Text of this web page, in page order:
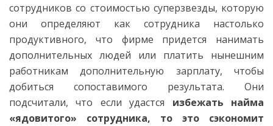
сотрудников со стоимостью суперзвезды, которую
они определяют как сотрудника настолько
продуктивного, что фирме придется нанимать
дополнительных людей или платить нынешним
работникам дополнительную зарплату, чтобы
добиться сопоставимого результата. Они
подсчитали, что если удастся избежать найма
«ядовитого» сотрудника, то это сэкономит